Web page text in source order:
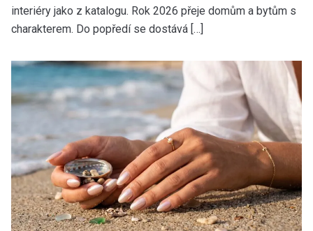
interiéry jako z katalogu. Rok 2026 přeje domům a bytům s
charakterem. Do popředí se dostává […]